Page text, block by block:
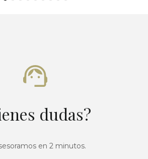
dudas?
en 2 minutos.